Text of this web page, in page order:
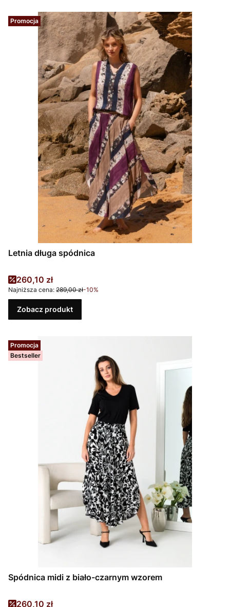
Promocja
Letnia długa spódnica
Cena promocyjna
260,10 zł
Najniższa cena: 289,00 zł-10%
Zobacz produkt
Promocja
Bestseller
Spódnica midi z biało-czarnym wzorem
Cena promocyjna
260,10 zł